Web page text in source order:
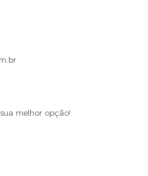
melhor opção!